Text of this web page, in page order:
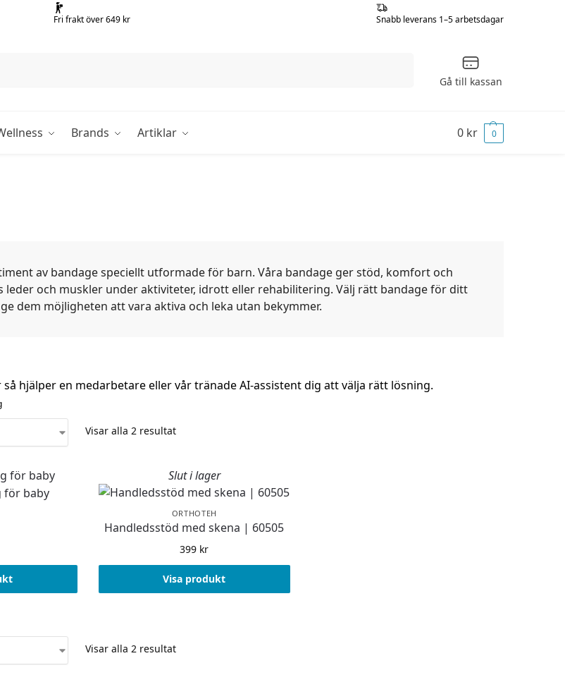
Fri frakt över 649 kr Snabb leverans 1–5 arbetsdagar
Gå till kassan
Brands Artiklar 0 kr 0
av bandage speciellt utformade för barn. Våra bandage ger stöd, komfort och
leder och muskler under aktiviteter, idrott eller rehabilitering. Välj rätt bandage för ditt
dem möjligheten att vara aktiva och leka utan bekymmer.
så hjälper en medarbetare eller vår tränade AI-assistent dig att välja rätt lösning.
Visar alla 2 resultat
för baby
Slut i lager
ORTHOTEH
Handledsstöd med skena | 60505
399 kr
Visa produkt
Visar alla 2 resultat